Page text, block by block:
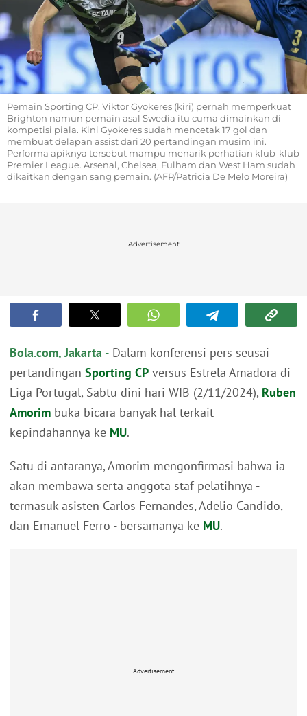
Pemain Sporting CP, Viktor Gyokeres (kiri) pernah memperkuat
Brighton namun pemain asal Swedia itu cuma dimainkan di
kompetisi piala. Kini Gyokeres sudah mencetak 17 gol dan
membuat delapan assist dari 20 pertandingan musim ini.
Performa apiknya tersebut mampu menarik perhatian klub-klub
Premier League. Arsenal, Chelsea, Fulham dan West Ham sudah
dikaitkan dengan sang pemain. (AFP/Patricia De Melo Moreira)
Advertisement
Bola.com, Jakarta - Dalam konferensi pers seusai
pertandingan Sporting CP versus Estrela Amadora di
Liga Portugal, Sabtu dini hari WIB (2/11/2024), Ruben
Amorim buka bicara banyak hal terkait
kepindahannya ke MU.
Satu di antaranya, Amorim mengonfirmasi bahwa ia
akan membawa serta anggota staf pelatihnya -
termasuk asisten Carlos Fernandes, Adelio Candido,
dan Emanuel Ferro - bersamanya ke MU.
Advertisement